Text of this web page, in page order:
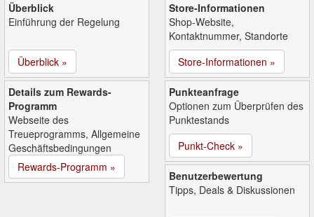
Überblick
Einführung der Regelung
Überblick »
Store-Informationen
Shop-Website,
Kontaktnummer, Standorte
Store-Informationen »
Details zum Rewards-
Programm
Webseite des
Treueprogramms, Allgemeine
Geschäftsbedingungen
Rewards-Programm »
Punkteanfrage
Optionen zum Überprüfen des
Punktestands
Punkt-Check »
Benutzerbewertung
Tipps, Deals & Diskussionen